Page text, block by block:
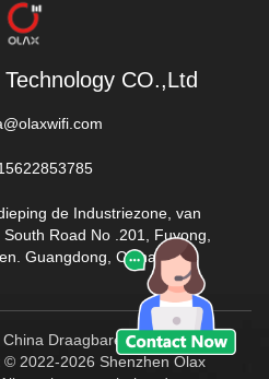
CO.,Ltd
de Industriezone, van
Road No .201, Fuyong,
Guangdong, China
Draagbare Wifi-Routers
2022-2026 Shenzhen Olax